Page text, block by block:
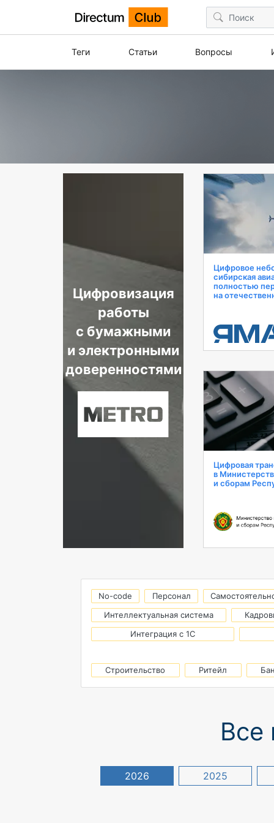
Теги Статьи Вопросы
Цифровизация
работы
с бумажными
и электронными
доверенностями
Этап оформления
Цифровое
сибирская
полностью
на
Цифровая
в
и сборам
No-code Персонал
Интеллектуальная система
Интеграция с 1С
Строительство Ритейл
Все
2026 2025